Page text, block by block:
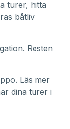
turer, hitta
båtliv
Resten
. Läs mer
dina turer i